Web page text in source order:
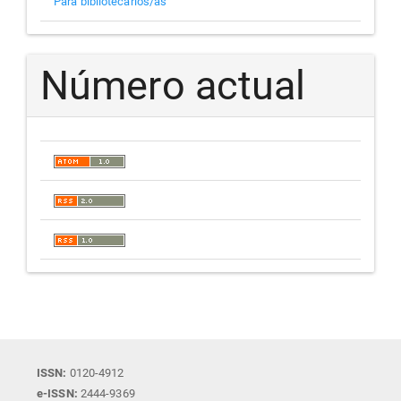
Número actual
ISSN: 0120-4912
e-ISSN: 2444-9369